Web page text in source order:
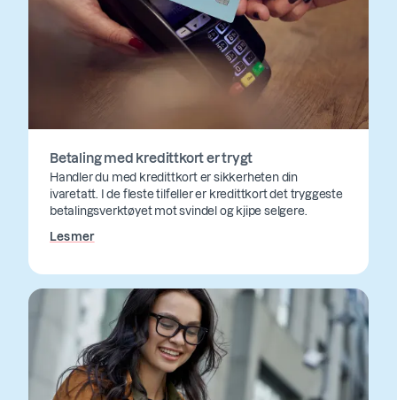
Betaling med kredittkort er trygt
Handler du med kredittkort er sikkerheten din
ivaretatt. I de fleste tilfeller er kredittkort det tryggeste
betalingsverktøyet mot svindel og kjipe selgere.
Les mer